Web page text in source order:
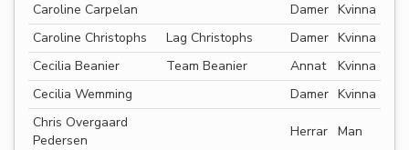
Caroline Carpelan
Damer Kvinna
Caroline Christophs
Lag Christophs Damer Kvinna
Cecilia Beanier
Team Beanier Annat
Kvinna
Cecilia Wemming
Damer Kvinna
Chris Overgaard
Pedersen
Herrar Man